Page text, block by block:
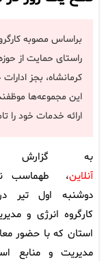
براساس مصوبه
راستای حمایت از
کرمانشاه، بجز
این مجموعه‌ها موظفند
ارائه خدمات خود را
به
آنلاین، طهماسب
دوشنبه اول تیر
کارگروه انرژی و
استان که با حضور
مدیریت و منابع